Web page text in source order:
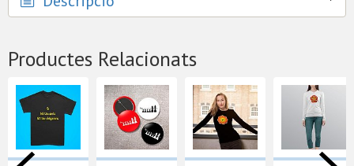
Productes Relacionats